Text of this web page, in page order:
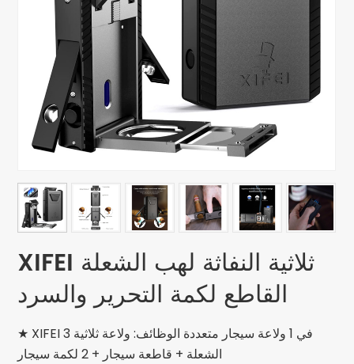
XIFEI ثلاثية النفاثة لهب الشعلة
القاطع لكمة التحرير والسرد
★ XIFEI 3 في 1 ولاعة سيجار متعددة الوظائف: ولاعة ثلاثية
الشعلة + قاطعة سيجار + 2 لكمة سيجار